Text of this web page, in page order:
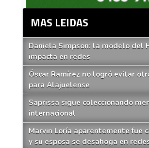
MAS LEIDAS
Daniela Simpson: la modelo del
impacta en redes
Óscar Ramírez no logró evitar
para Alajuelense
Saprissa sigue coleccionando
internacional
Marvin Loría aparentemente fue
y su esposa se desahoga en